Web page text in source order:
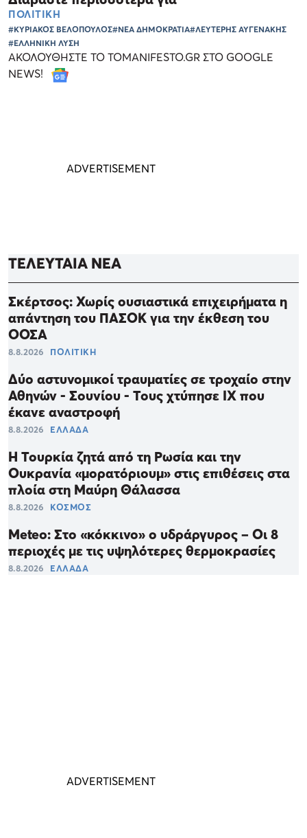
ΠΟΛΙΤΙΚΗ
#ΚΥΡΙΑΚΟΣ ΒΕΛΟΠΟΥΛΟΣ#ΝΕΑ ΔΗΜΟΚΡΑΤΙΑ#ΛΕΥΤΕΡΗΣ ΑΥΓΕΝΑΚΗΣ
#ΕΛΛΗΝΙΚΗ ΛΥΣΗ
ΑΚΟΛΟΥΘΗΣΤΕ ΤΟ TOMANIFESTO.GR ΣΤΟ GOOGLE
NEWS!
ΤΕΛΕΥΤΑΙΑ ΝΕΑ
Σκέρτσος: Χωρίς ουσιαστικά επιχειρήματα η
απάντηση του ΠΑΣΟΚ για την έκθεση του
ΟΟΣΑ
8.8.2026 ΠΟΛΙΤΙΚΗ
Δύο αστυνομικοί τραυματίες σε τροχαίο στην
Αθηνών - Σουνίου - Τους χτύπησε ΙΧ που
έκανε αναστροφή
8.8.2026 ΕΛΛΑΔΑ
Η Τουρκία ζητά από τη Ρωσία και την
Ουκρανία «μορατόριουμ» στις επιθέσεις στα
πλοία στη Μαύρη Θάλασσα
8.8.2026 ΚΟΣΜΟΣ
Meteo: Στο «κόκκινο» ο υδράργυρος – Οι 8
περιοχές με τις υψηλότερες θερμοκρασίες
8.8.2026 ΕΛΛΑΔΑ